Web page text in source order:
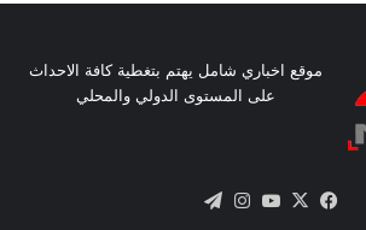
موقع اخباري شامل يهتم بتغطية كافة الاحداث
على المستوى الدولي والمحلي
فيسبوك
X يوتيوبانستقرام